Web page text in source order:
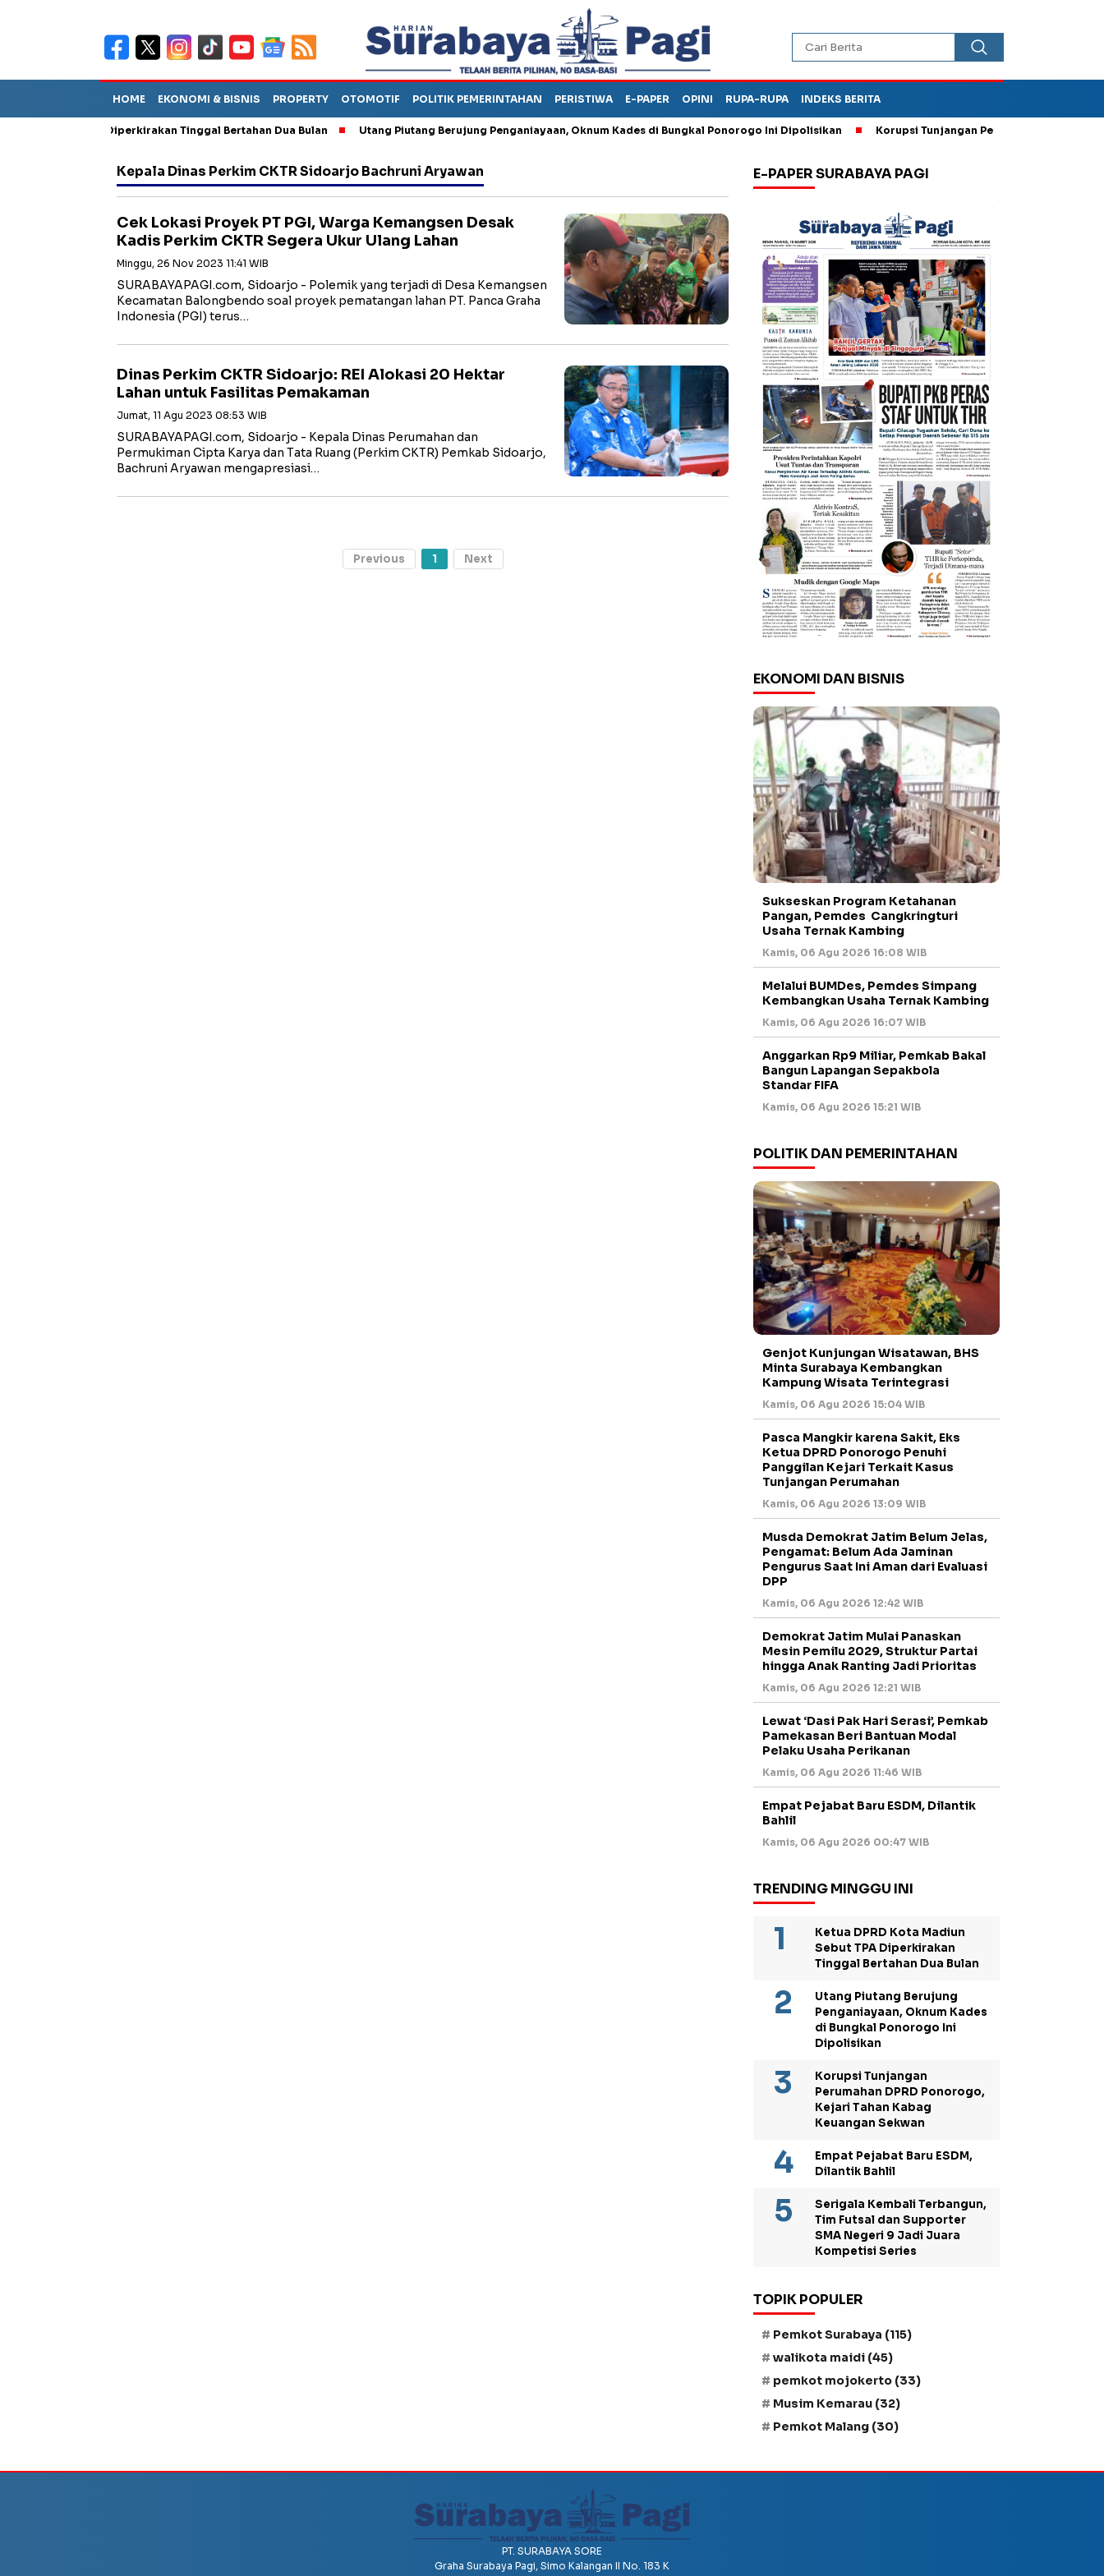
HOME EKONOMI & BISNIS PROPERTY OTOMOTIF POLITIK PEMERINTAHAN PERISTIWA E-PAPER OPINI RUPA-RUPA INDEKS BERITA
Sebut TPA Diperkirakan Tinggal Bertahan Dua Bulan Utang Piutang Berujung Penganiayaan, Oknum Kades di Bungkal Ponorogo Ini Dipolisikan Korupsi Tunjangan Perumahan DPRD
Kepala Dinas Perkim CKTR Sidoarjo Bachruni Aryawan
Cek Lokasi Proyek PT PGI, Warga Kemangsen Desak
Kadis Perkim CKTR Segera Ukur Ulang Lahan
Minggu, 26 Nov 2023 11:41 WIB
SURABAYAPAGI.com, Sidoarjo - Polemik yang terjadi di Desa Kemangsen
Kecamatan Balongbendo soal proyek pematangan lahan PT. Panca Graha
Indonesia (PGI) terus…
Dinas Perkim CKTR Sidoarjo: REI Alokasi 20 Hektar
Lahan untuk Fasilitas Pemakaman
Jumat, 11 Agu 2023 08:53 WIB
SURABAYAPAGI.com, Sidoarjo - Kepala Dinas Perumahan dan
Permukiman Cipta Karya dan Tata Ruang (Perkim CKTR) Pemkab Sidoarjo,
Bachruni Aryawan mengapresiasi…
Previous 1 Next
E-PAPER SURABAYA PAGI
EKONOMI DAN BISNIS
Sukseskan Program Ketahanan
Pangan, Pemdes Cangkringturi
Usaha Ternak Kambing
Kamis, 06 Agu 2026 16:08 WIB
Melalui BUMDes, Pemdes Simpang
Kembangkan Usaha Ternak Kambing
Kamis, 06 Agu 2026 16:07 WIB
Anggarkan Rp9 Miliar, Pemkab Bakal
Bangun Lapangan Sepakbola
Standar FIFA
Kamis, 06 Agu 2026 15:21 WIB
POLITIK DAN PEMERINTAHAN
Genjot Kunjungan Wisatawan, BHS
Minta Surabaya Kembangkan
Kampung Wisata Terintegrasi
Kamis, 06 Agu 2026 15:04 WIB
Pasca Mangkir karena Sakit, Eks
Ketua DPRD Ponorogo Penuhi
Panggilan Kejari Terkait Kasus
Tunjangan Perumahan
Kamis, 06 Agu 2026 13:09 WIB
Musda Demokrat Jatim Belum Jelas,
Pengamat: Belum Ada Jaminan
Pengurus Saat Ini Aman dari Evaluasi
DPP
Kamis, 06 Agu 2026 12:42 WIB
Demokrat Jatim Mulai Panaskan
Mesin Pemilu 2029, Struktur Partai
hingga Anak Ranting Jadi Prioritas
Kamis, 06 Agu 2026 12:21 WIB
Lewat ‘Dasi Pak Hari Serasi’, Pemkab
Pamekasan Beri Bantuan Modal
Pelaku Usaha Perikanan
Kamis, 06 Agu 2026 11:46 WIB
Empat Pejabat Baru ESDM, Dilantik
Bahlil
Kamis, 06 Agu 2026 00:47 WIB
TRENDING MINGGU INI
Ketua DPRD Kota Madiun
Sebut TPA Diperkirakan
Tinggal Bertahan Dua Bulan
Utang Piutang Berujung
Penganiayaan, Oknum Kades
di Bungkal Ponorogo Ini
Dipolisikan
Korupsi Tunjangan
Perumahan DPRD Ponorogo,
Kejari Tahan Kabag
Keuangan Sekwan
Empat Pejabat Baru ESDM,
Dilantik Bahlil
Serigala Kembali Terbangun,
Tim Futsal dan Supporter
SMA Negeri 9 Jadi Juara
Kompetisi Series
TOPIK POPULER
Pemkot Surabaya (115)
walikota maidi (45)
pemkot mojokerto (33)
Musim Kemarau (32)
Pemkot Malang (30)
PT. SURABAYA SORE
Graha Surabaya Pagi, Simo Kalangan II No. 183 K